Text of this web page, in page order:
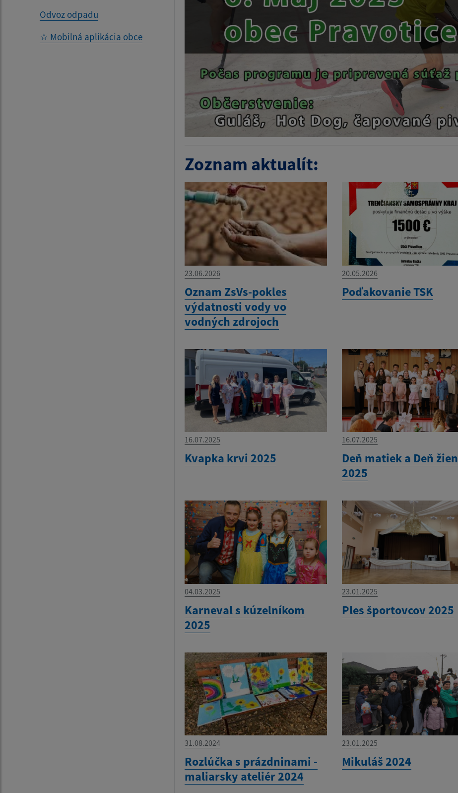
Odvoz odpadu
☆ Mobilná aplikácia obce
Zoznam aktualít:
23.06.2026
Oznam ZsVs-pokles
výdatnosti vody vo
vodných zdrojoch
20.05.2026
Poďakovanie TSK
16.07.2025
Kvapka krvi 2025
16.07.2025
Deň matiek a Deň žien
2025
04.03.2025
Karneval s kúzelníkom
2025
23.01.2025
Ples športovcov 2025
31.08.2024
Rozlúčka s prázdninami -
maliarsky ateliér 2024
23.01.2025
Mikuláš 2024